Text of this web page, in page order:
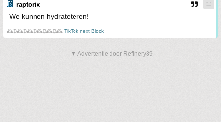
raptorix
We kunnen hydrateteren!
🕰️₿🕰️₿🕰️₿🕰️₿🕰️₿🕰️ TikTok next Block
▼ Advertentie door Refinery89